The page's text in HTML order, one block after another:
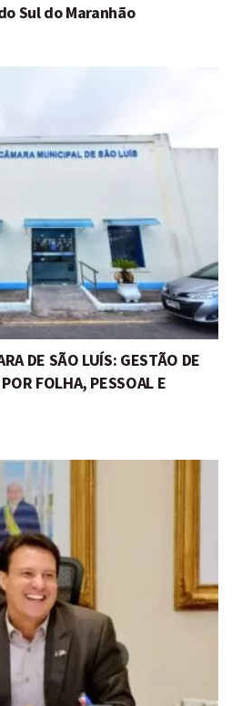
Sul do Maranhão
DE SÃO LUÍS: GESTÃO DE
FOLHA, PESSOAL E